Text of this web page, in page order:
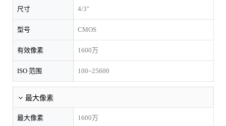
尺寸 4/3"
型号 CMOS
有效像素 1600万
ISO 范围 100~25600
最大像素
最大像素 1600万